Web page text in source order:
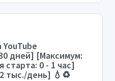
дней] [Максимум:
0 - 1 час]
тыс./день] 💧♻️